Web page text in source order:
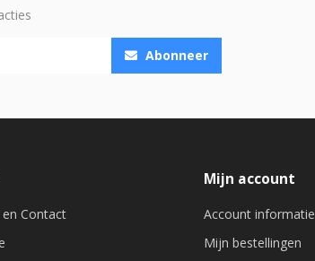
Abonneer
en Contact
Mijn account
Account informatie
Mijn bestellingen